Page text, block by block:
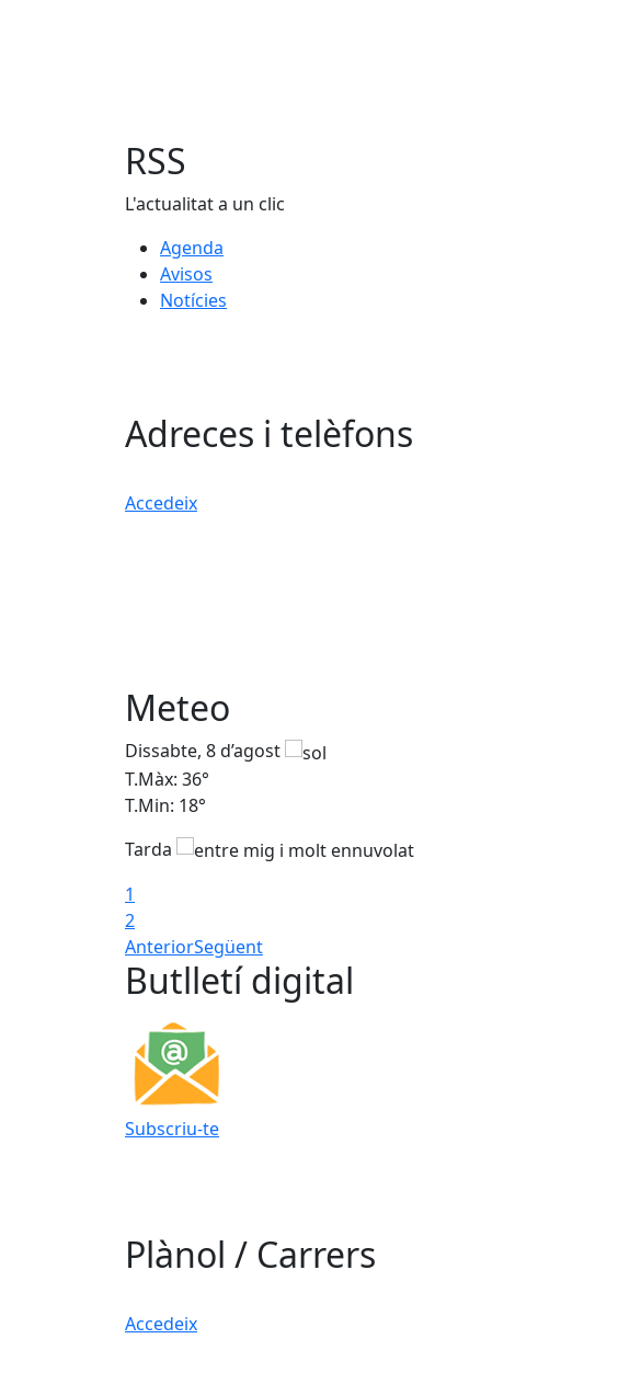
RSS
L'actualitat a un clic
Agenda
Avisos
Notícies
Adreces i telèfons
Accedeix
Meteo
Dissabte, 8 d’agost
T.Màx: 36°
T.Min: 18°
Tarda
1
2
AnteriorSegüent
Butlletí digital
Subscriu-te
Plànol / Carrers
Accedeix